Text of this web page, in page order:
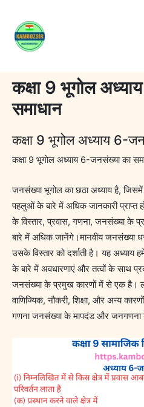
content
कक्षा 9 भूगोल
समाधान
कक्षा 9 भूगोल अध्याय 6-
कक्षा 9 भूगोल अध्याय 6-जनसंख्या का
जनसंख्या भूगोल का छठा अध्याय है, जिसमें
पहलुओं के बारे में अधिक जानकारी प्राप्त
के विस्तार, प्रवास, गणना, जनसंख्या के
बारे में अधिक जानेंगे।मानवीय जनसंख्या
उसके विस्तार को दर्शाती है। यह
के बारे में अवधारणाएं और तत्वों के साथ
जनसंख्या के प्रमुख कारणों में से एक है।
वाणिज्यिक, नौकरी, शिक्षा, और अन्य
गणना जनसंख्या के मापदंड और जनगणना